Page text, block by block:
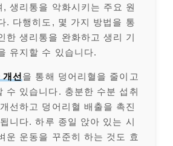
, 생리통을 악화시키는 주요 원
. 다행히도, 몇 가지 방법을 통
한 생리통을 완화하고 생리 기
유지할 수 있습니다.
선 을 통해 덩어리혈을 줄이고
수 있습니다. 충분한 수분 섭취
선하고 덩어리혈 배출을 촉진
니다. 하루 종일 앉아 있는 시
운 운동을 꾸준히 하는 것도 효